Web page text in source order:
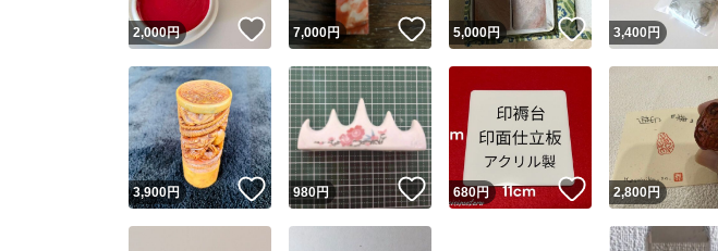
取引実績
取引実績◯+ このユーザーは
他フリマ実績◯+ このユーザーは他
スピード&安心発送
商品画像の無断転載は禁止されて
出品
キ
2,000円 いいね！
7,000円 いいね！
5,000円 いいね！
3,400円
3,900円 いいね！
980円 いいね！
680円 いいね！
2,800円